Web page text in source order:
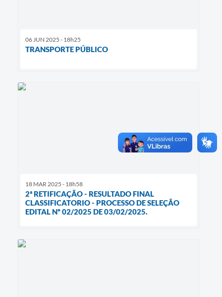
06 JUN 2025 - 18h25
TRANSPORTE PÚBLICO
18 MAR 2025 - 18h58
2ª RETIFICAÇÃO - RESULTADO FINAL
CLASSIFICATORIO - PROCESSO DE SELEÇÃO
EDITAL Nº 02/2025 DE 03/02/2025.